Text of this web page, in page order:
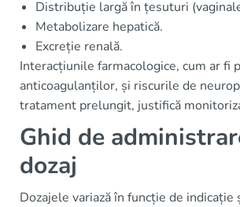
Distribuție largă în țesuturi
Metabolizare hepatică.
Excreție renală.
Interacțiunile farmacologice, cum ar fi
anticoagulanților, și riscurile de
tratament prelungit, justifică
Ghid de
dozaj
Dozajele variază în funcție de indicație